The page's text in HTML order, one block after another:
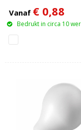
Vanaf € 0,88
Bedrukt in circa 10